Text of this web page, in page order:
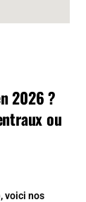
2026 ?
ou
voici nos